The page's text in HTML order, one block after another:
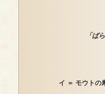
「ば
イ ＝ モウトの